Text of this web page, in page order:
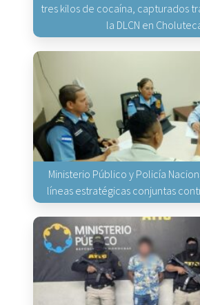
tres kilos de cocaína, capturados
la DLCN en
Ministerio Público y Policía
líneas estratégicas conjuntas